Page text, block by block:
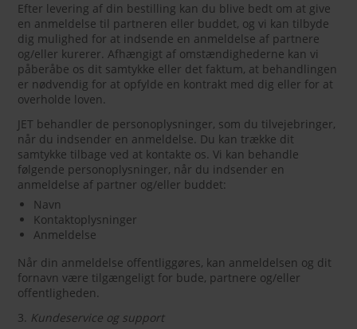
Efter levering af din bestilling kan du blive bedt om at give
en anmeldelse til partneren eller buddet, og vi kan tilbyde
dig mulighed for at indsende en anmeldelse af partnere
og/eller kurerer. Afhængigt af omstændighederne kan vi
påberåbe os dit samtykke eller det faktum, at behandlingen
er nødvendig for at opfylde en kontrakt med dig eller for at
overholde loven.
JET behandler de personoplysninger, som du tilvejebringer,
når du indsender en anmeldelse. Du kan trække dit
samtykke tilbage ved at kontakte os. Vi kan behandle
følgende personoplysninger, når du indsender en
anmeldelse af partner og/eller buddet:
Navn
Kontaktoplysninger
Anmeldelse
Når din anmeldelse offentliggøres, kan anmeldelsen og dit
fornavn være tilgængeligt for bude, partnere og/eller
offentligheden.
3. Kundeservice og support